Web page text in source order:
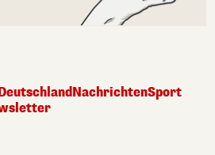
NachrichtenSport